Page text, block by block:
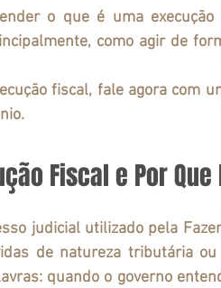
o que é uma
como agir de
fiscal, fale agora com
Fiscal e Por
judicial utilizado pela
de natureza tributária
quando o governo